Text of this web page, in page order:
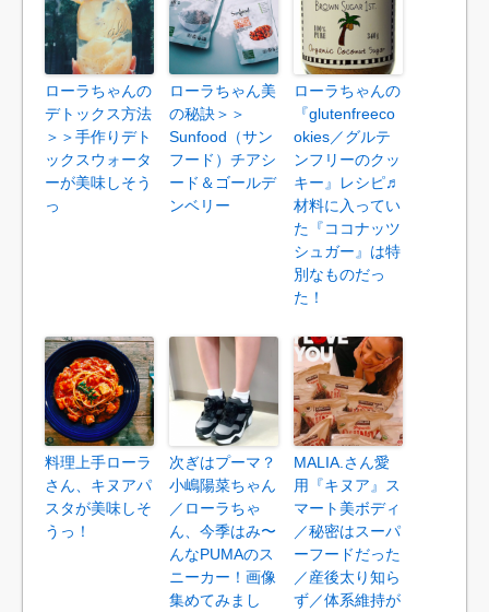
ローラちゃんの
デトックス方法
＞＞手作りデト
ックスウォータ
ーが美味しそう
っ
ローラちゃん美
の秘訣＞＞
Sunfood（サン
フード）チアシ
ード＆ゴールデ
ンベリー
ローラちゃんの
『glutenfreeco
okies／グルテ
ンフリーのクッ
キー』レシピ♬
材料に入ってい
た『ココナッツ
シュガー』は特
別なものだっ
た！
料理上手ローラ
さん、キヌアパ
スタが美味しそ
うっ！
次ぎはプーマ？
小嶋陽菜ちゃん
／ローラちゃ
ん、今季はみ〜
んなPUMAのス
ニーカー！画像
集めてみまし
MALIA.さん愛
用『キヌア』ス
マート美ボディ
／秘密はスーパ
ーフードだった
／産後太り知ら
ず／体系維持が